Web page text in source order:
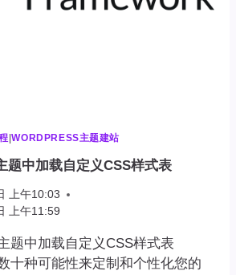
|WORDPRESS主题建站
题中加载自定义CSS样式表
上午10:03
上午11:59
主题中加载自定义CSS样式表
十种可能性来定制和个性化您的